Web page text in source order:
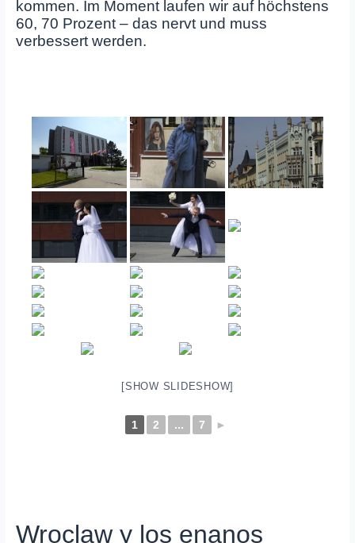
kommen. Im Moment laufen wir auf höchstens
60, 70 Prozent – das nervt und muss
verbessert werden.
[SHOW SLIDESHOW]
1 2 ... 7 ►
Wroclaw y los enanos